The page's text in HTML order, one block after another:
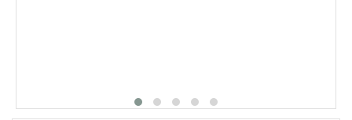
FAQ - Häufig gestellte Fragen